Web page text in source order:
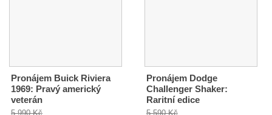
Pronájem Buick Riviera
1969: Pravý americký
veterán
5 990 Kč
Pronájem Dodge
Challenger Shaker:
Raritní edice
5 590 Kč